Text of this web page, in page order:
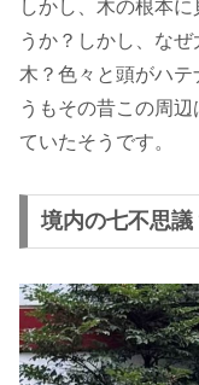
しかし、木の根本
うか？しかし、な
木？色々と頭がハ
うもその昔この周
ていたそうです。
境内の七不思